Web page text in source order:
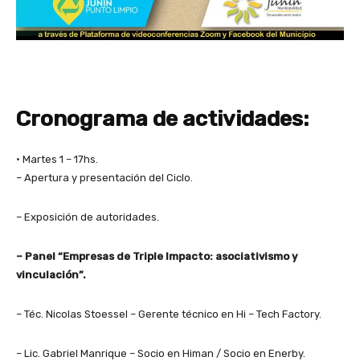
Cronograma de actividades:
• Martes 1 – 17hs.
– Apertura y presentación del Ciclo.
– Exposición de autoridades.
– Panel “Empresas de Triple Impacto: asociativismo y
vinculación”.
– Téc. Nicolas Stoessel – Gerente técnico en Hi – Tech Factory.
– Lic. Gabriel Manrique – Socio en Himan / Socio en Enerby.